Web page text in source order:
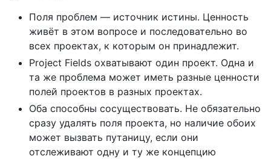
Поля проблем — источник истины. Ценность
живёт в этом вопросе и последовательно во
всех проектах, к которым он принадлежит.
Project Fields охватывают один проект. Одна и
та же проблема может иметь разные ценности
полей проектов в разных проектах.
Оба способны сосуществовать. Не обязательно
сразу удалять поля проекта, но наличие обоих
может вызвать путаницу, если они
отслеживают одну и ту же концепцию